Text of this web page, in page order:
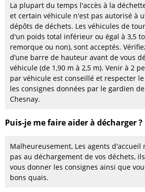
La plupart du temps l'accès à la
et certain véhicule n'est pas autorisé à
dépôts de déchets. Les véhicules de
d'un poids total inférieur ou égal à 3,5
remorque ou non), sont acceptés.
d’une barre de hauteur avant de vous
véhicule (de 1,90 m à 2,5 m). Venir à 2
par véhicule est conseillé et respecter
les consignes données par le gardien
Chesnay.
Puis-je me faire aider à décharger ?
Malheureusement, Les agents d'accueil
pas au déchargement de vos déchets,
vous donner les consignes ainsi que
bons quais.